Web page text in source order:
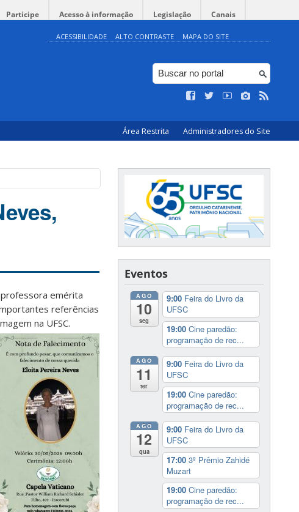
Participe Acesso à informação Legislação Canais
ACESSIBILIDADE ALTO CONTRASTE MAPA DO SITE
Área Restrita Administradores do Site
professora emérita
referências
na UFSC.
Eventos
AGO
10
seg
9:00 Feira do Livro da
UFSC
19:00 Cine paredão:
programação de rec...
AGO
11
ter
9:00 Feira do Livro da
UFSC
19:00 Cine paredão:
programação de rec...
AGO
12
qua
9:00 Feira do Livro da
UFSC
17:00 3º Prêmio Zahidé
Muzart
19:00 Cine paredão:
programação de rec...